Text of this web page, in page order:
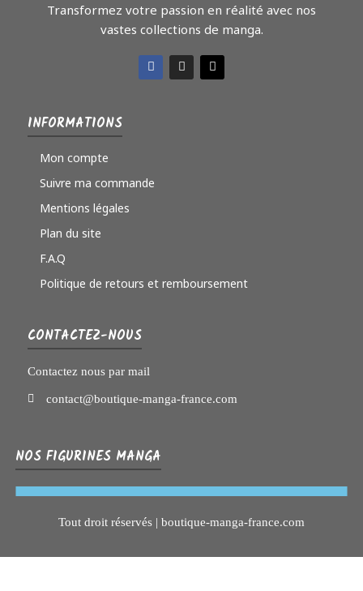
Transformez votre passion en réalité avec nos
vastes collections de manga.
INFORMATIONS
Mon compte
Suivre ma commande
Mentions légales
Plan du site
F.A.Q
Politique de retours et remboursement
CONTACTEZ-NOUS
Contactez nous par mail
contact@boutique-manga-france.com
NOS FIGURINES MANGA
Tout droit réservés | boutique-manga-france.com